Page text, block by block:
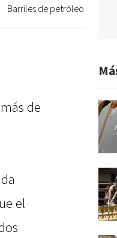
Barriles de petróleo
de
el